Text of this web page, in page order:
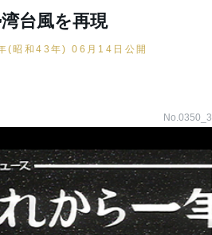
台風を再現
(昭和43年) 06月14日公開
No.0350_3